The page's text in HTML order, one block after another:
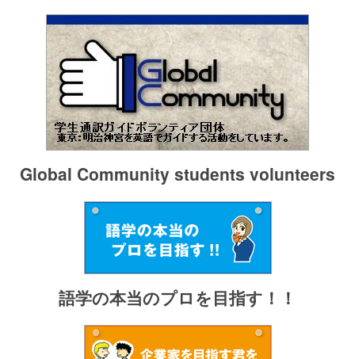
Global Community students volunteers
語学の本当のプロを目指す！！